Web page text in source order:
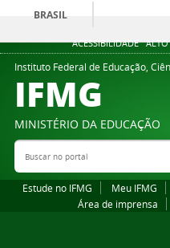
ACESSIBILIDADE ALTO
BRASIL
Instituto Federal de Educação,
IFMG
MINISTÉRIO DA EDUCAÇÃO
Buscar no portal
Estude no IFMG Meu IFMG
Área de imprensa